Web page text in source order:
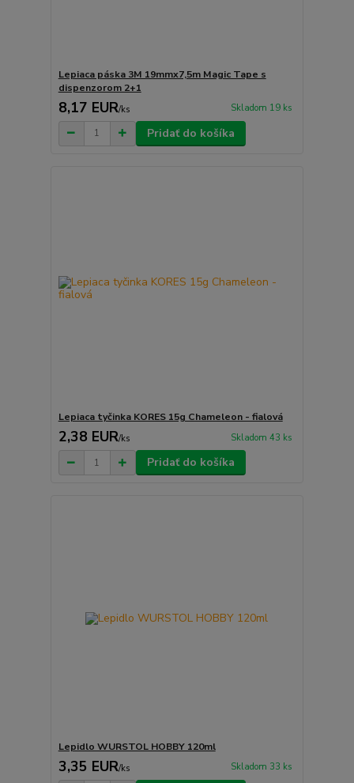
Lepiaca páska 3M 19mmx7,5m Magic Tape s
dispenzorom 2+1
8,17 EUR/ks Skladom 19 ks
Pridať do košíka
Lepiaca tyčinka KORES 15g Chameleon - fialová
2,38 EUR/ks Skladom 43 ks
Pridať do košíka
Lepidlo WURSTOL HOBBY 120ml
3,35 EUR/ks Skladom 33 ks